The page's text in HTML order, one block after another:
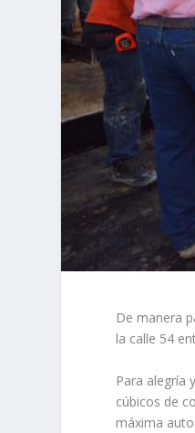
De manera
la calle 54
Para alegría
cúbicos de
máxima